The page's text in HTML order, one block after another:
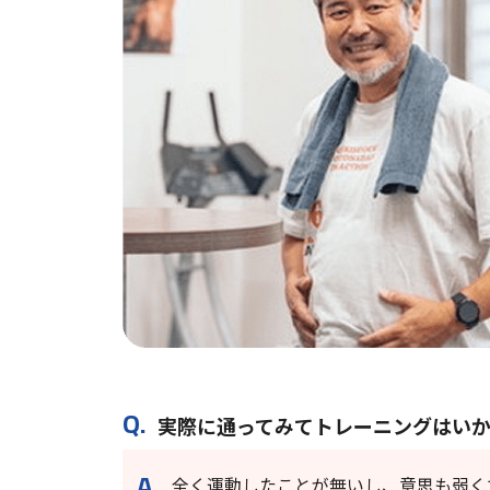
実際に通ってみてトレーニングはい
全く運動したことが無いし、意思も弱